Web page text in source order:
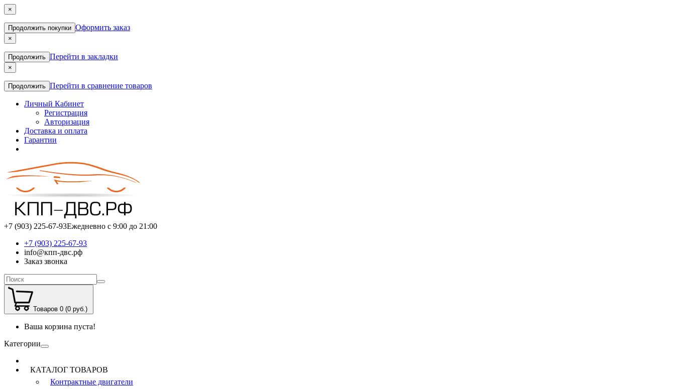
×
Продолжить покупки Оформить заказ
×
Продолжить Перейти в закладки
×
Продолжить Перейти в сравнение товаров
Личный Кабинет
Регистрация
Авторизация
Доставка и оплата
Гарантии
+7 (903) 225-67-93Ежедневно с 9:00 до 21:00
+7 (903) 225-67-93
info@кпп-двс.рф
Заказ звонка
Товаров 0 (0 руб.)
Ваша корзина пуста!
Категории
КАТАЛОГ ТОВАРОВ
Контрактные двигатели